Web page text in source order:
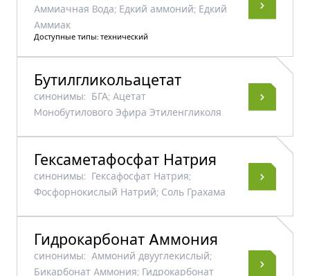
Aммиачная Bода; Едкий аммоний; Едкий
Aммиак
Доступные типы: технический
Бутилгликольацетат
синонимы: БГА; Aцетат
Mонобутилового Эфира Этиленгликоля
Гексаметафосфат Натрия
синонимы: Гексафосфат Натрия;
Фосфорнокислый Натрий; Соль Грахама
Гидрокарбонат Aммония
синонимы: Aммоний двууглекислый;
Бикарбонат Aммония; Гидрокарбонат